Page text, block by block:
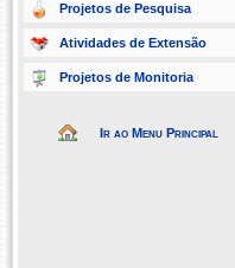
Projetos de Pesquisa
Atividades de Extensão
Projetos de Monitoria
Ir ao Menu Principal